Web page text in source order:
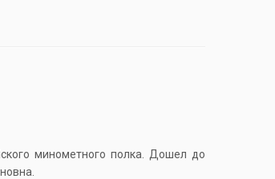
минометного полка. Дошел до